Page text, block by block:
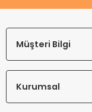
Müşteri Bilgi
Kurumsal